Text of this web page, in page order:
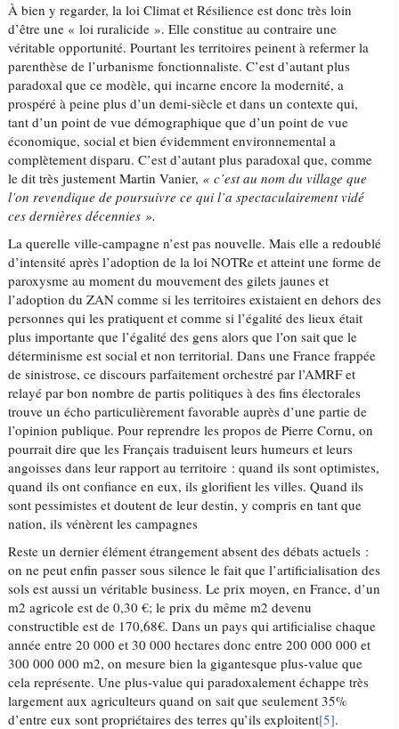
À bien y regarder, la loi Climat et Résilience est donc très loin
d’être une « loi ruralicide ». Elle constitue au contraire une
véritable opportunité. Pourtant les territoires peinent à refermer la
parenthèse de l’urbanisme fonctionnaliste. C’est d’autant plus
paradoxal que ce modèle, qui incarne encore la modernité, a
prospéré à peine plus d’un demi-siècle et dans un contexte qui,
tant d’un point de vue démographique que d’un point de vue
économique, social et bien évidemment environnemental a
complètement disparu. C’est d’autant plus paradoxal que, comme
le dit très justement Martin Vanier, « c’est au nom du village que
l’on revendique de poursuivre ce qui l’a spectaculairement vidé
ces dernières décennies ».
La querelle ville-campagne n’est pas nouvelle. Mais elle a redoublé
d’intensité après l’adoption de la loi NOTRe et atteint une forme de
paroxysme au moment du mouvement des gilets jaunes et
l’adoption du ZAN comme si les territoires existaient en dehors des
personnes qui les pratiquent et comme si l’égalité des lieux était
plus importante que l’égalité des gens alors que l’on sait que le
déterminisme est social et non territorial. Dans une France frappée
de sinistrose, ce discours parfaitement orchestré par l’AMRF et
relayé par bon nombre de partis politiques à des fins électorales
trouve un écho particulièrement favorable auprès d’une partie de
l’opinion publique. Pour reprendre les propos de Pierre Cornu, on
pourrait dire que les Français traduisent leurs humeurs et leurs
angoisses dans leur rapport au territoire : quand ils sont optimistes,
quand ils ont confiance en eux, ils glorifient les villes. Quand ils
sont pessimistes et doutent de leur destin, y compris en tant que
nation, ils vénèrent les campagnes
Reste un dernier élément étrangement absent des débats actuels :
on ne peut enfin passer sous silence le fait que l’artificialisation des
sols est aussi un véritable business. Le prix moyen, en France, d’un
m2 agricole est de 0,30 €; le prix du même m2 devenu
constructible est de 170,68€. Dans un pays qui artificialise chaque
année entre 20 000 et 30 000 hectares donc entre 200 000 000 et
300 000 000 m2, on mesure bien la gigantesque plus-value que
cela représente. Une plus-value qui paradoxalement échappe très
largement aux agriculteurs quand on sait que seulement 35%
d’entre eux sont propriétaires des terres qu’ils exploitent[5].